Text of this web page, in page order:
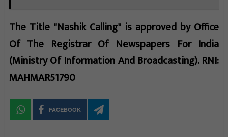
The Title "Nashik Calling" is approved by Office
Of The Registrar Of Newspapers For India
(Ministry Of Information And Broadcasting). RNI:
MAHMAR51790
FACEBOOK